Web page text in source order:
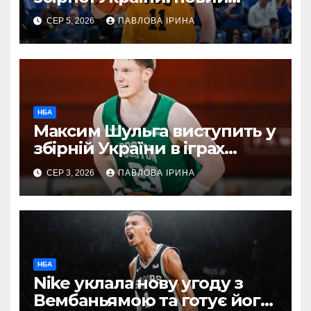
гравець Реалу
готуватиметься до відбору
на ЧС-2027
СЕР 5, 2026 ПАВЛОВА ІРИНА
НБА
Максим Шульга виступить у
збірній України в іграх
проти Греції та Чорногорії
СЕР 3, 2026 ПАВЛОВА ІРИНА
НБА
Nike уклала нову угоду з
Вембаньямою та готує його